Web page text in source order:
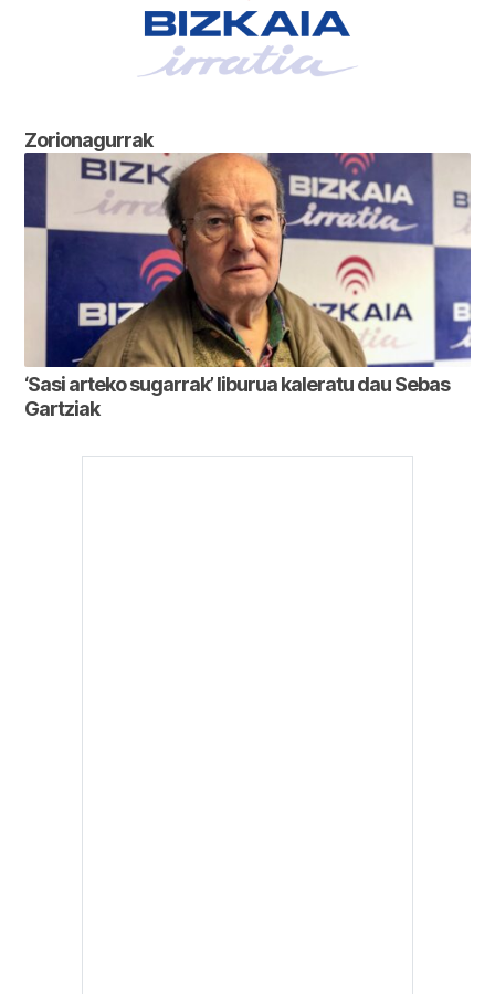
Zorionagurrak
‘Sasi arteko sugarrak’ liburua kaleratu dau Sebas
Gartziak